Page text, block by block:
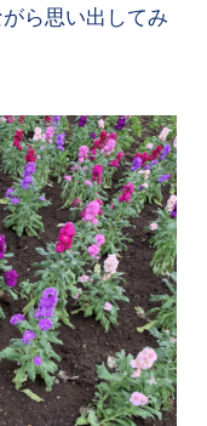
ら思い出してみ